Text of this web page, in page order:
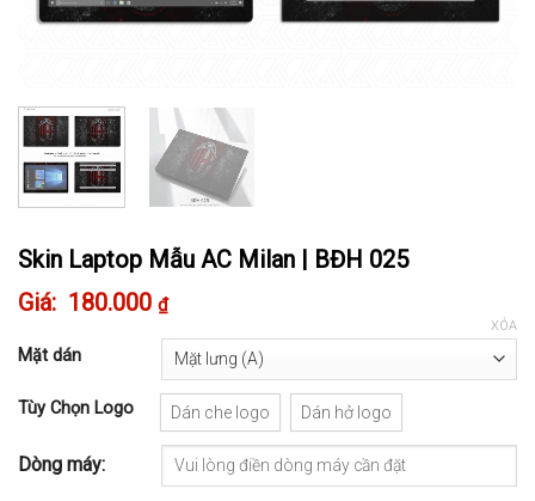
Skin Laptop Mẫu AC Milan | BĐH 025
180.000 ₫
Mặt dán
Tùy Chọn Logo Dán che logo Dán hở logo
XÓA
Dòng máy: